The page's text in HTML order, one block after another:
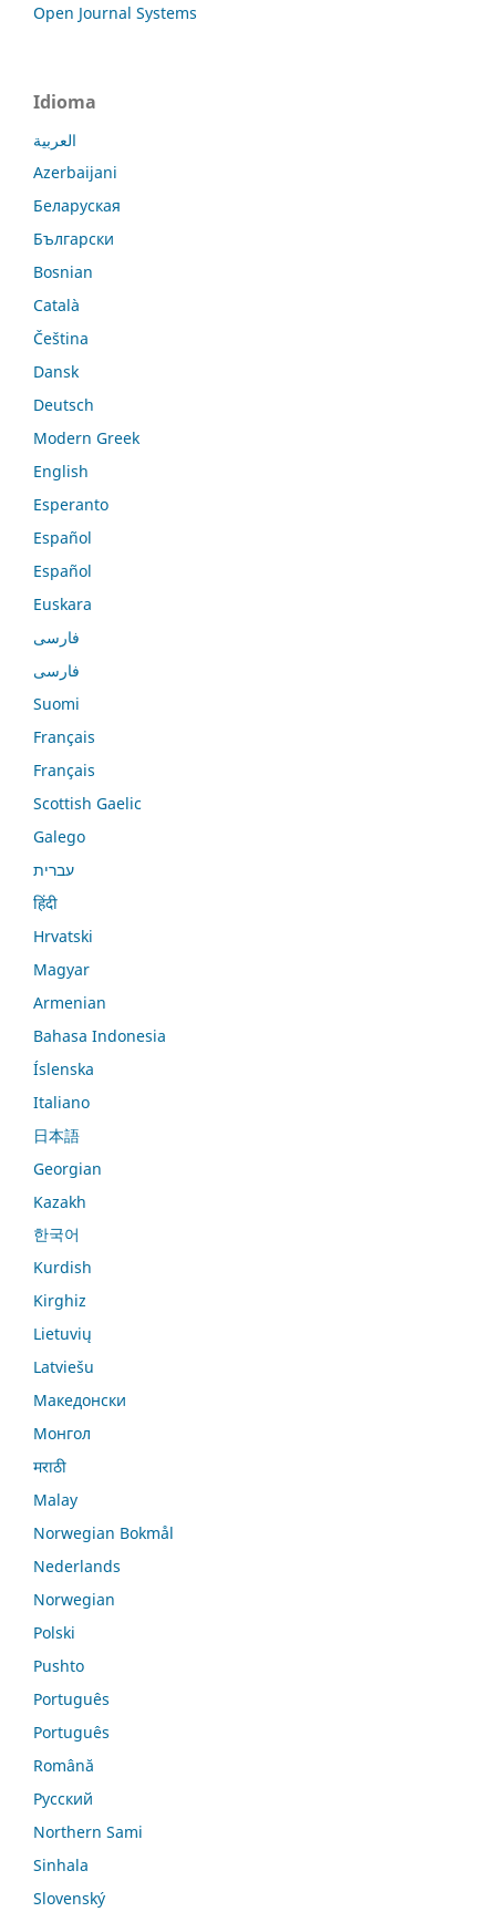
Open Journal Systems
Idioma
العربية
Azerbaijani
Беларуская
Български
Bosnian
Català
Čeština
Dansk
Deutsch
Modern Greek
English
Esperanto
Español
Español
Euskara
فارسی
فارسی
Suomi
Français
Français
Scottish Gaelic
Galego
עברית
हिंदी
Hrvatski
Magyar
Armenian
Bahasa Indonesia
Íslenska
Italiano
日本語
Georgian
Kazakh
한국어
Kurdish
Kirghiz
Lietuvių
Latviešu
Македонски
Монгол
मराठी
Malay
Norwegian Bokmål
Nederlands
Norwegian
Polski
Pushto
Português
Português
Română
Русский
Northern Sami
Sinhala
Slovenský